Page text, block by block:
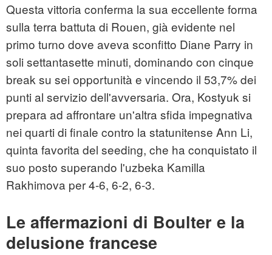
Questa vittoria conferma la sua eccellente forma
sulla terra battuta di Rouen, già evidente nel
primo turno dove aveva sconfitto Diane Parry in
soli settantasette minuti, dominando con cinque
break su sei opportunità e vincendo il 53,7% dei
punti al servizio dell'avversaria. Ora, Kostyuk si
prepara ad affrontare un'altra sfida impegnativa
nei quarti di finale contro la statunitense Ann Li,
quinta favorita del seeding, che ha conquistato il
suo posto superando l'uzbeka Kamilla
Rakhimova per 4-6, 6-2, 6-3.
Le affermazioni di Boulter e la
delusione francese